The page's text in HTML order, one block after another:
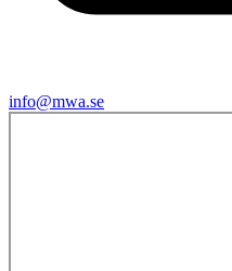
info@mwa.se